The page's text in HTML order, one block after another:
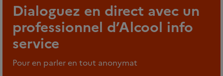
Dialoguez en direct avec un
professionnel d’Alcool info
service
Pour en parler en tout anonymat